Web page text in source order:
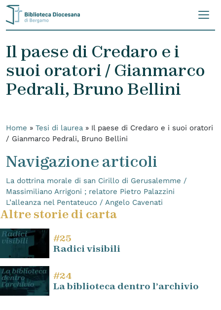
Skip to content
Il paese di Credaro e i
suoi oratori / Gianmarco
Pedrali, Bruno Bellini
Home » Tesi di laurea » Il paese di Credaro e i suoi oratori
/ Gianmarco Pedrali, Bruno Bellini
Navigazione articoli
La dottrina morale di san Cirillo di Gerusalemme /
Massimiliano Arrigoni ; relatore Pietro Palazzini
L’alleanza nel Pentateuco / Angelo Cavenati
Altre storie di carta
#25
Radici visibili
#24
La biblioteca dentro l’archivio